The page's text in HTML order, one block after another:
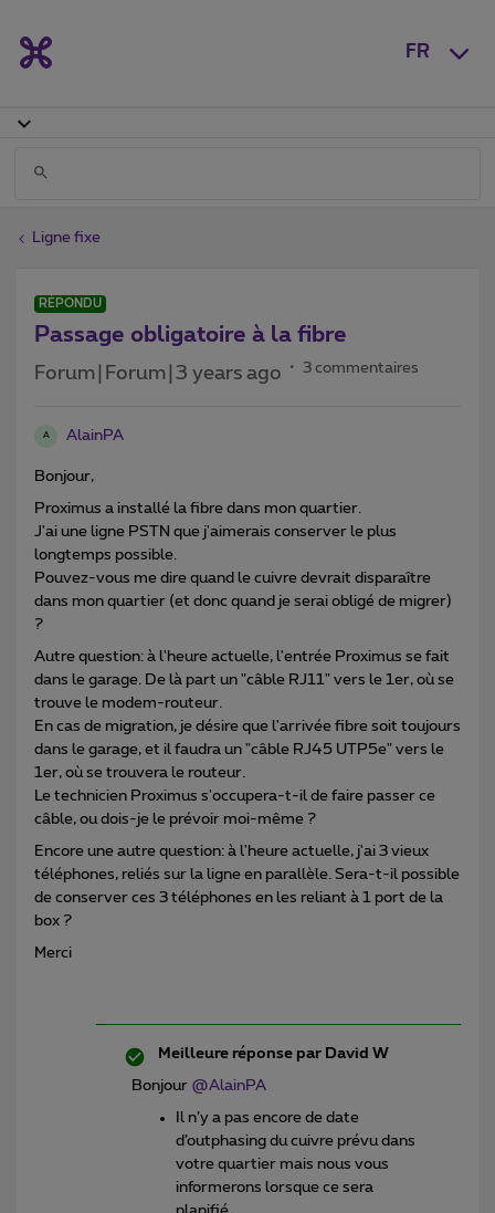
FR
Ligne fixe
RÉPONDU
Passage obligatoire à la fibre
Forum|Forum|3 years ago 3 commentaires
A AlainPA
Bonjour,
Proximus a installé la fibre dans mon quartier.
J'ai une ligne PSTN que j'aimerais conserver le plus
longtemps possible.
Pouvez-vous me dire quand le cuivre devrait disparaître
dans mon quartier (et donc quand je serai obligé de migrer)
?
Autre question: à l'heure actuelle, l'entrée Proximus se fait
dans le garage. De là part un "câble RJ11" vers le 1er, où se
trouve le modem-routeur.
En cas de migration, je désire que l'arrivée fibre soit toujours
dans le garage, et il faudra un "câble RJ45 UTP5e" vers le
1er, où se trouvera le routeur.
Le technicien Proximus s'occupera-t-il de faire passer ce
câble, ou dois-je le prévoir moi-même ?
Encore une autre question: à l'heure actuelle, j'ai 3 vieux
téléphones, reliés sur la ligne en parallèle. Sera-t-il possible
de conserver ces 3 téléphones en les reliant à 1 port de la
box ?
Merci
Meilleure réponse par David W
Bonjour @AlainPA
Il n’y a pas encore de date
d’outphasing du cuivre prévu dans
votre quartier mais nous vous
informerons lorsque ce sera